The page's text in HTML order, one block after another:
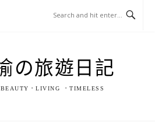
の旅遊日記
．LIVING ．TIMELESS